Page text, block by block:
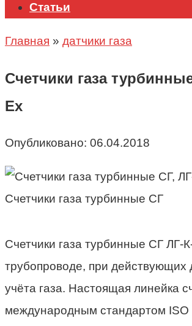
Статьи
Главная » датчики газа
Счетчики газа
Ех
Опубликовано: 06.04.2018
Счетчики газа турбинные СГ
Счетчики газа турбинные СГ ЛГ-
трубопроводе, при действующих
учёта газа. Настоящая линейка
международным стандартом ISO